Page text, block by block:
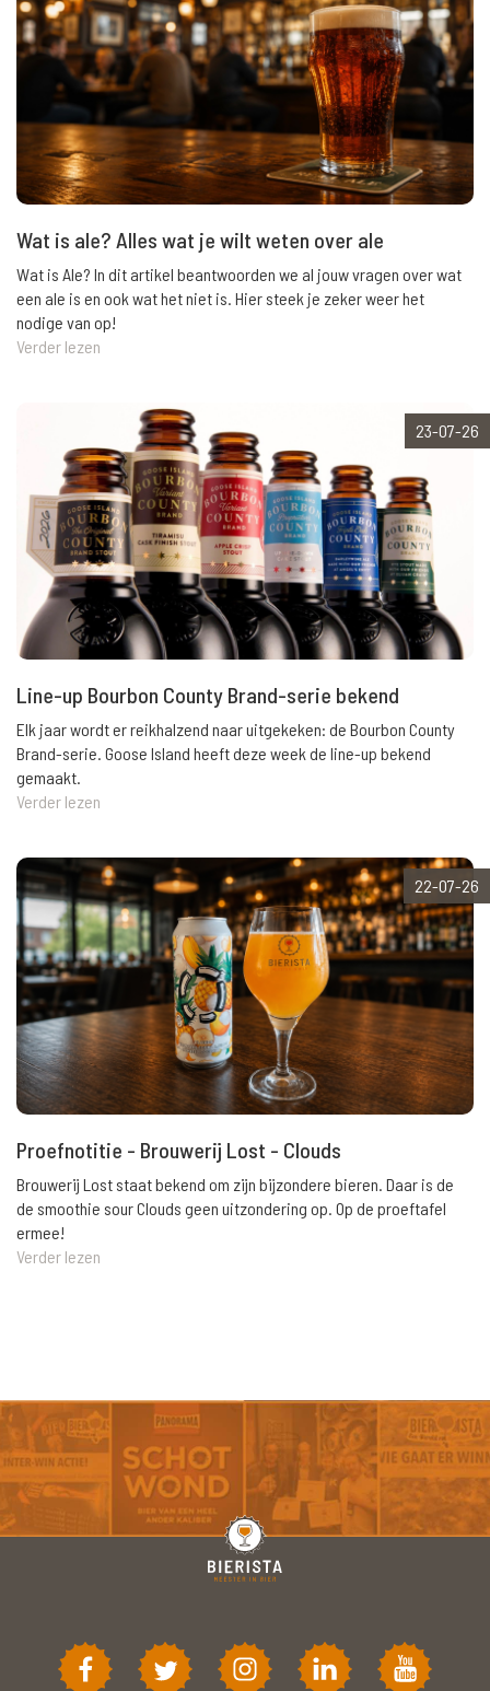
Wat is ale? Alles wat je wilt weten over ale
Wat is Ale? In dit artikel beantwoorden we al jouw vragen over wat
een ale is en ook wat het niet is. Hier steek je zeker weer het
nodige van op!
Verder lezen
23-07-26
Line-up Bourbon County Brand-serie bekend
Elk jaar wordt er reikhalzend naar uitgekeken: de Bourbon County
Brand-serie. Goose Island heeft deze week de line-up bekend
gemaakt.
Verder lezen
22-07-26
Proefnotitie - Brouwerij Lost - Clouds
Brouwerij Lost staat bekend om zijn bijzondere bieren. Daar is de
de smoothie sour Clouds geen uitzondering op. Op de proeftafel
ermee!
Verder lezen